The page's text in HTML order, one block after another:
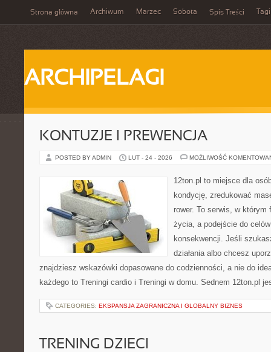
Strona główna Archiwum Marzec Sobota Spis Treści Tagi
ARCHIPELAGI
KONTUZJE I PREWENCJA
POSTED BY ADMIN LUT - 24 - 2026 MOŻLIWOŚĆ
12ton.pl to miejsce dla
kondycję, zredukować
rower. To serwis, w którym
życia, a podejście do
konsekwencji. Jeśli
działania albo chcesz
znajdziesz wskazówki dopasowane do codzienności, a nie do
każdego to Treningi cardio i Treningi w domu. Sednem 12ton.pl
CATEGORIES: EKSPANSJA ZAGRANICZNA I GLOBALNY BIZNES
TRENING DZIECI